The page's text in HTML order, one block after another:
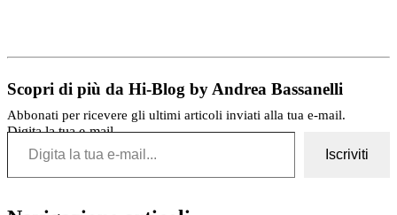
Scopri di più da Hi-Blog by Andrea Bassanelli
Abbonati per ricevere gli ultimi articoli inviati alla tua e-mail.
Digita la tua e-mail...
Iscriviti